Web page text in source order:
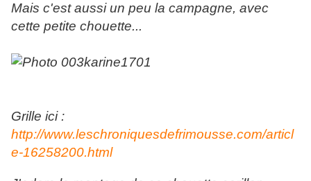
Mais c'est aussi un peu la campagne, avec
cette petite chouette...
Grille ici :
http://www.leschroniquesdefrimousse.com/articl
e-16258200.html